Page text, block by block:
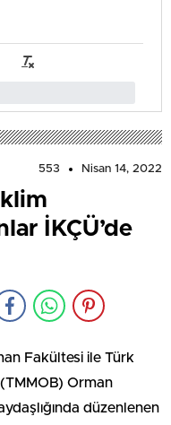
553 Nisan 14, 2022
İKÇÜ’de
Fakültesi ile Türk
Orman
düzenlenen